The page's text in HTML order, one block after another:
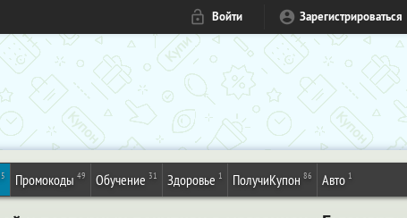
Войти Зарегистрироваться
Промокоды 49 Обучение 31 Здоровье 1 ПолучиКупон 86 Авто 1